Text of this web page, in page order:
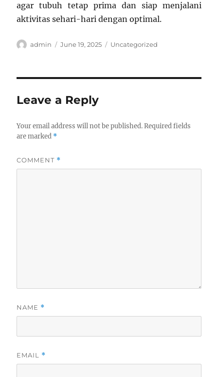
agar tubuh tetap prima dan siap menjalani
aktivitas sehari-hari dengan optimal.
Author
admin
Posted
June 19, 2025 Categories
Uncategorized
Leave a Reply
Your email address will not be published. Required fields
are marked *
COMMENT *
NAME *
EMAIL *